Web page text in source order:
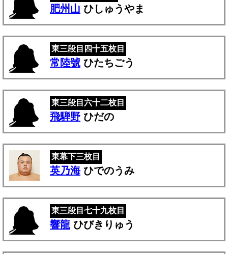
肥州山 ひしゅうやま
東三段目四十五枚目
常陸號 ひたちごう
東三段目六十二枚目
飛騨野 ひだの
東幕下三枚目
英乃海ひでのうみ
東三段目七十九枚目
響龍 ひびきりゅう